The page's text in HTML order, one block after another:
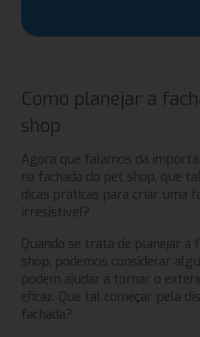
Como planejar a
shop
Agora que falamos da
na fachada do pet shop, que
dicas práticas para criar uma
irresistível?
Quando se trata de planejar a
shop, podemos considerar
podem ajudar a tornar o
eficaz. Que tal começar pela
fachada?